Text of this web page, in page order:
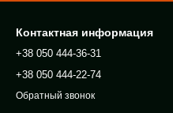
Контактная информация
+38 050 444-36-31
+38 050 444-22-74
Обратный звонок